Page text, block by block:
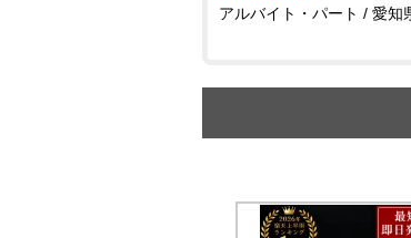
アルバイト・パート / 愛知